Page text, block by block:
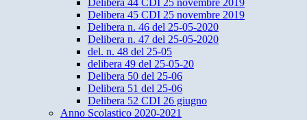
Delibera 44 CDI 25 novembre 2019
Delibera 45 CDI 25 novembre 2019
Delibera n. 46 del 25-05-2020
Delibera n. 47 del 25-05-2020
del. n. 48 del 25-05
delibera 49 del 25-05-20
Delibera 50 del 25-06
Delibera 51 del 25-06
Delibera 52 CDI 26 giugno
Anno Scolastico 2020-2021